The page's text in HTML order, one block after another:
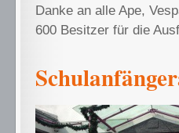
Danke an alle Ape,
600 Besitzer für die